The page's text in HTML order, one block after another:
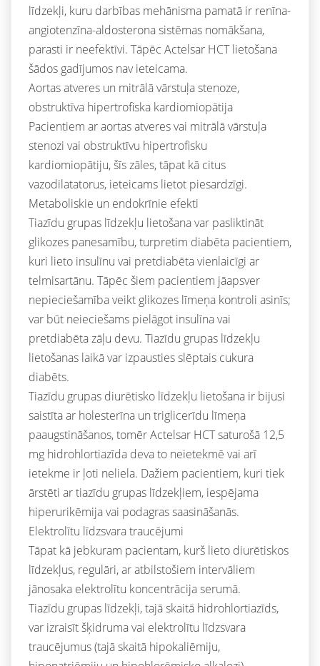
līdzekļi, kuru darbības mehānisma pamatā ir renīna-
angiotenzīna-aldosterona sistēmas nomākšana,
parasti ir neefektīvi. Tāpēc Actelsar HCT lietošana
šādos gadījumos nav ieteicama.
Aortas atveres un mitrālā vārstuļa stenoze,
obstruktīva hipertrofiska kardiomiopātija
Pacientiem ar aortas atveres vai mitrālā vārstuļa
stenozi vai obstruktīvu hipertrofisku
kardiomiopātiju, šīs zāles, tāpat kā citus
vazodilatatorus, ieteicams lietot piesardzīgi.
Metaboliskie un endokrīnie efekti
Tiazīdu grupas līdzekļu lietošana var pasliktināt
glikozes panesamību, turpretim diabēta pacientiem,
kuri lieto insulīnu vai pretdiabēta vienlaicīgi ar
telmisartānu. Tāpēc šiem pacientiem jāapsver
nepieciešamība veikt glikozes līmeņa kontroli asinīs;
var būt neieciešams pielāgot insulīna vai
pretdiabēta zāļu devu. Tiazīdu grupas līdzekļu
lietošanas laikā var izpausties slēptais cukura
diabēts.
Tiazīdu grupas diurētisko līdzekļu lietošana ir bijusi
saistīta ar holesterīna un triglicerīdu līmeņa
paaugstināšanos, tomēr Actelsar HCT saturošā 12,5
mg hidrohlortiazīda deva to neietekmē vai arī
ietekme ir ļoti neliela. Dažiem pacientiem, kuri tiek
ārstēti ar tiazīdu grupas līdzekļiem, iespējama
hiperurikēmija vai podagras saasināšanās.
Elektrolītu līdzsvara traucējumi
Tāpat kā jebkuram pacientam, kurš lieto diurētiskos
līdzekļus, regulāri, ar atbilstošiem intervāliem
jānosaka elektrolītu koncentrācija serumā.
Tiazīdu grupas līdzekļi, tajā skaitā hidrohlortiazīds,
var izraisīt šķidruma vai elektrolītu līdzsvara
traucējumus (tajā skaitā hipokaliēmiju,